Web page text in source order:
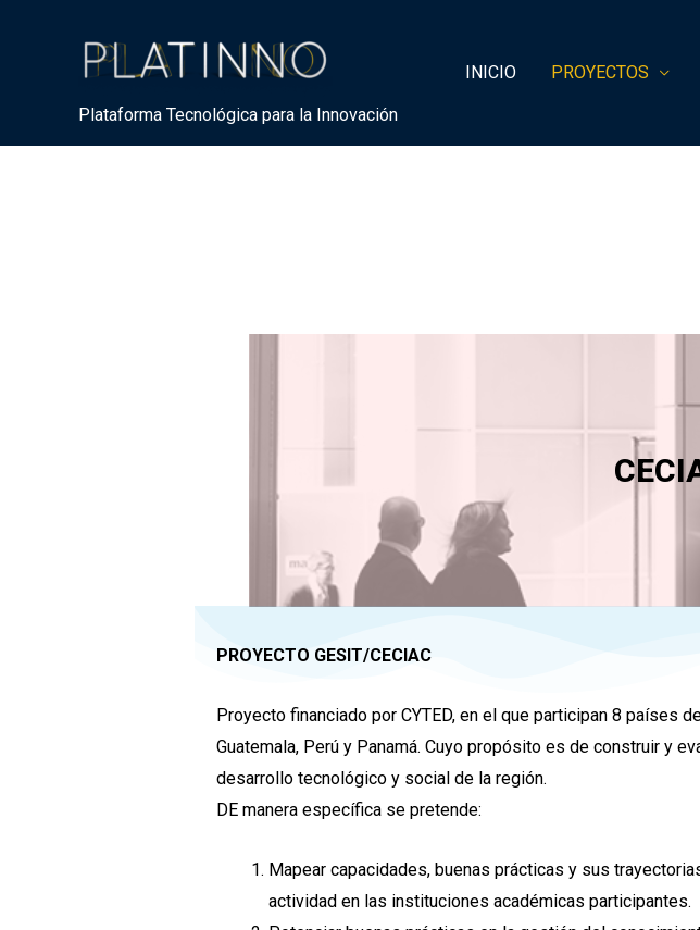
Plataforma Tecnológica para la Innovación
INICIO PROYECTOS
PROYECTO GESIT/CECIAC
Proyecto financiado por CYTED, en el que participan 8 países
Guatemala, Perú y Panamá. Cuyo propósito es de construir y
desarrollo tecnológico y social de la región.
DE manera específica se pretende:
Mapear capacidades, buenas prácticas y sus
actividad en las instituciones académicas participantes.